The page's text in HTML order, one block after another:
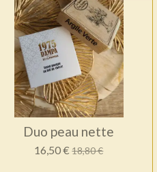
Duo peau nette
16,50 € 18,80 €